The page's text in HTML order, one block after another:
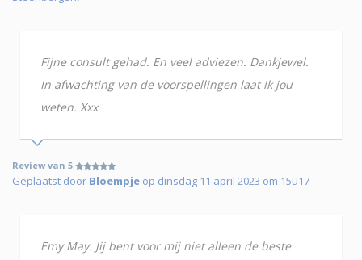
Fijne consult gehad. En veel adviezen. Dankjewel.
In afwachting van de voorspellingen laat ik jou
weten. Xxx
Review van 5
Geplaatst door Bloempje op dinsdag 11 april 2023 om 15u17
Emy May. Jij bent voor mij niet alleen de beste